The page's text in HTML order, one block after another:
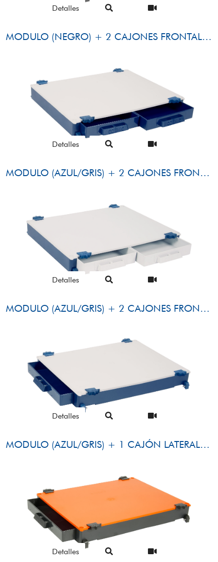
Detalles
MODULO (NEGRO) + 2 CAJONES FRONTALES (NEGRO)
Detalles
MODULO (AZUL/GRIS) + 2 CAJONES FRONTALES (AZUL)
Detalles
MODULO (AZUL/GRIS) + 2 CAJONES FRONTALES (GRIS)
Detalles
MODULO (AZUL/GRIS) + 1 CAJÓN LATERAL (AZUL)
Detalles